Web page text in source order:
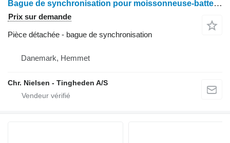
Bague de synchronisation pour moissonneuse-batteuse Deutz-Fahr M2680
Prix sur demande
Pièce détachée - bague de synchronisation
Danemark, Hemmet
Chr. Nielsen - Tingheden A/S